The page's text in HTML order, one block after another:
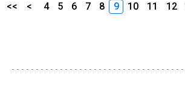
<< < 4 5 6 7 8 9 10 11 12